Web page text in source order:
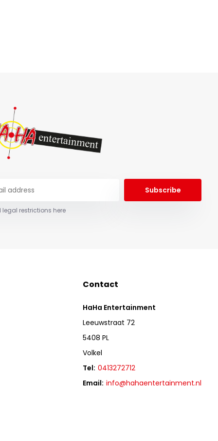
Subscribe
legal restrictions here
Contact
HaHa Entertainment
Leeuwstraat 72
5408 PL
Volkel
Tel: 0413272712
Email: info@hahaentertainment.nl